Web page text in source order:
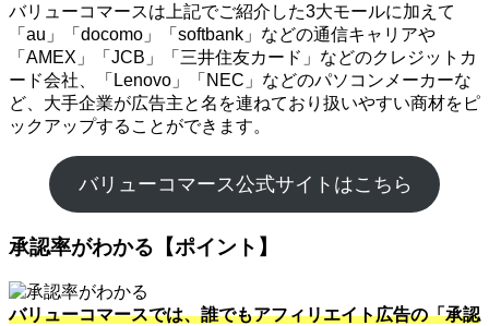
バリューコマースは上記でご紹介した3大モールに加えて
「au」「docomo」「softbank」などの通信キャリアや
「AMEX」「JCB」「三井住友カード」などのクレジットカ
ード会社、「Lenovo」「NEC」などのパソコンメーカーな
ど、大手企業が広告主と名を連ねており扱いやすい商材をピ
ックアップすることができます。
バリューコマース公式サイトはこちら
承認率がわかる【ポイント】
バリューコマースでは、誰でもアフィリエイト広告の「承認